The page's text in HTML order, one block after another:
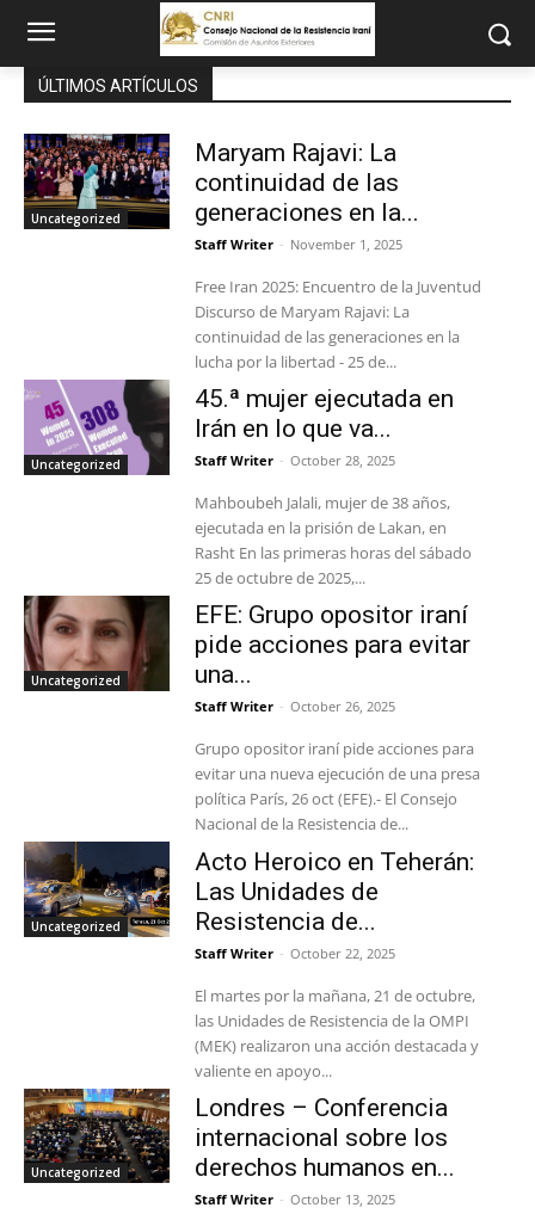
ÚLTIMOS ARTÍCULOS
Uncategorized
Maryam Rajavi: La
continuidad de las
generaciones en la...
Staff Writer - November 1, 2025
Free Iran 2025: Encuentro de la Juventud
Discurso de Maryam Rajavi: La
continuidad de las generaciones en la
lucha por la libertad - 25 de...
Uncategorized
45.ª mujer ejecutada en
Irán en lo que va...
Staff Writer - October 28, 2025
Mahboubeh Jalali, mujer de 38 años,
ejecutada en la prisión de Lakan, en
Rasht En las primeras horas del sábado
25 de octubre de 2025,...
Uncategorized
EFE: Grupo opositor iraní
pide acciones para evitar
una...
Staff Writer - October 26, 2025
Grupo opositor iraní pide acciones para
evitar una nueva ejecución de una presa
política París, 26 oct (EFE).- El Consejo
Nacional de la Resistencia de...
Uncategorized
Acto Heroico en Teherán:
Las Unidades de
Resistencia de...
Staff Writer - October 22, 2025
El martes por la mañana, 21 de octubre,
las Unidades de Resistencia de la OMPI
(MEK) realizaron una acción destacada y
valiente en apoyo...
Uncategorized
Londres – Conferencia
internacional sobre los
derechos humanos en...
Staff Writer - October 13, 2025